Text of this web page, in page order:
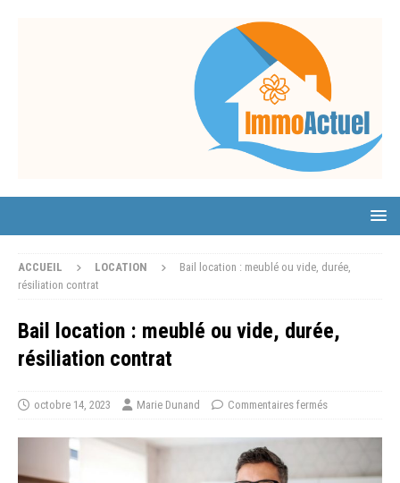
ACCUEIL LOCATION
Bail location : meublé ou vide, durée,
résiliation contrat
Bail location : meublé ou vide, durée,
résiliation contrat
octobre 14, 2023 Marie Dunand Commentaires fermés